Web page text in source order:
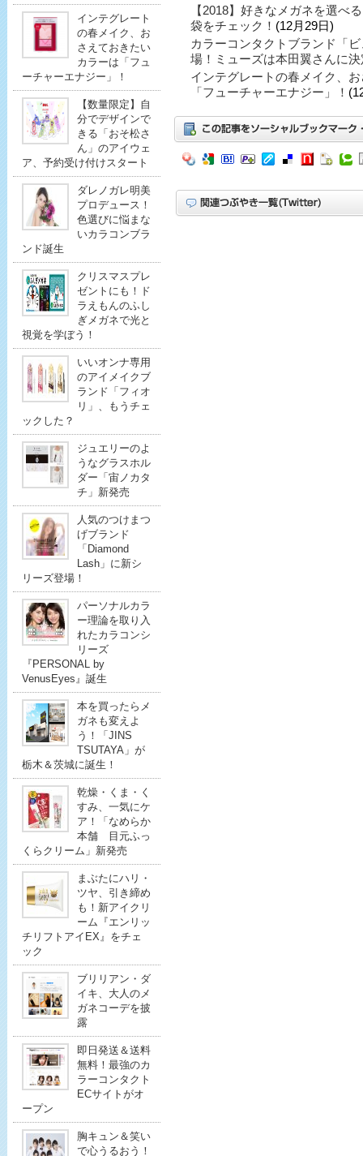
インテグレート
の春メイク、お
さえておきたい
カラーは「フュ
ーチャーエナジー」！
【数量限定】自
分でデザインで
きる「おそ松さ
ん」のアイウェ
ア、予約受け付けスタート
ダレノガレ明美
プロデュース！
色選びに悩まな
いカラコンブラ
ンド誕生
クリスマスプレ
ゼントにも！ド
ラえもんのふし
ぎメガネで光と
視覚を学ぼう！
いいオンナ専用
のアイメイクブ
ランド「フィオ
リ」、もうチェ
ックした？
ジュエリーのよ
うなグラスホル
ダー「宙ノカタ
チ」新発売
人気のつけまつ
げブランド
「Diamond
Lash」に新シ
リーズ登場！
パーソナルカラ
ー理論を取り入
れたカラコンシ
リーズ
『PERSONAL by
VenusEyes』誕生
本を買ったらメ
ガネも変えよ
う！「JINS
TSUTAYA」が
栃木＆茨城に誕生！
乾燥・くま・く
すみ、一気にケ
ア！「なめらか
本舗 目元ふっ
くらクリーム」新発売
まぶたにハリ・
ツヤ、引き締め
も！新アイクリ
ーム『エンリッ
チリフトアイEX』をチェ
ック
ブリリアン・ダ
イキ、大人のメ
ガネコーデを披
露
即日発送＆送料
無料！最強のカ
ラーコンタクト
ECサイトがオ
ープン
胸キュン＆笑い
で心うるおう！
【2018】好きなメガネを選べ
袋をチェック！ (12月29日)
カラーコンタクトブランド「
場！ミューズは本田翼さんに決
インテグレートの春メイク、
「フューチャーエナジー」！